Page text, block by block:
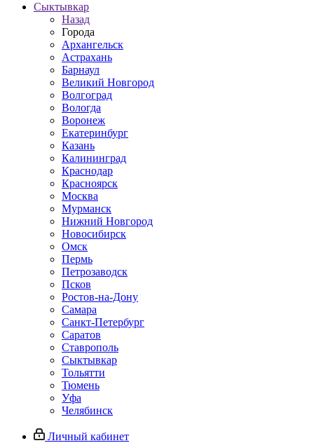
Сыктывкар
Назад
Города
Архангельск
Астрахань
Барнаул
Великий Новгород
Волгоград
Вологда
Воронеж
Екатеринбург
Казань
Калининград
Краснодар
Красноярск
Москва
Мурманск
Нижний Новгород
Новосибирск
Омск
Пермь
Петрозаводск
Псков
Ростов-на-Дону
Самара
Санкт-Петербург
Саратов
Ставрополь
Сыктывкар
Тольятти
Тюмень
Уфа
Челябинск
Личный кабинет